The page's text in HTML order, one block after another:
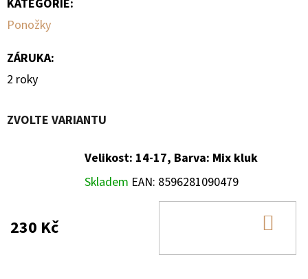
KATEGORIE:
Ponožky
ZÁRUKA:
2 roky
ZVOLTE VARIANTU
Velikost: 14-17, Barva: Mix kluk
Skladem EAN: 8596281090479
230 Kč